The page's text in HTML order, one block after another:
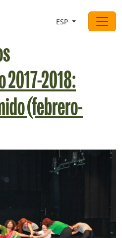
ESP
2017-2018:
(febrero-